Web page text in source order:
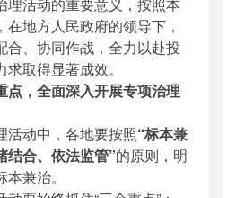
地方人民政府的领导下，
合、协同作战，全力以赴投
取得显著成效。
点，全面深入开展专项治理
动中，各地要按照“标本兼
结合、依法监管”的原则，明
兼治。